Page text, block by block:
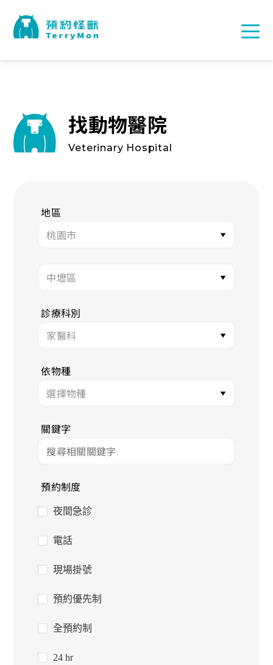
找動物醫院
Veterinary Hospital
地區
診療科別
依物種
關鍵字
預約制度
夜間急診
電話
現場掛號
預約優先制
全預約制
24 hr